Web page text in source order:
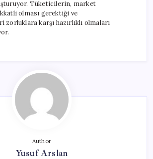
Tüketicilerin, market
olması gerektiği ve
zorluklara karşı hazırlıklı olmaları
Author
Yusuf Arslan